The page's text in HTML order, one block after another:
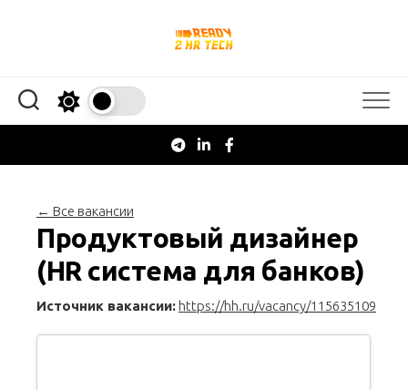
← Все вакансии
Продуктовый дизайнер
(HR система для банков)
Источник вакансии: https://hh.ru/vacancy/115635109